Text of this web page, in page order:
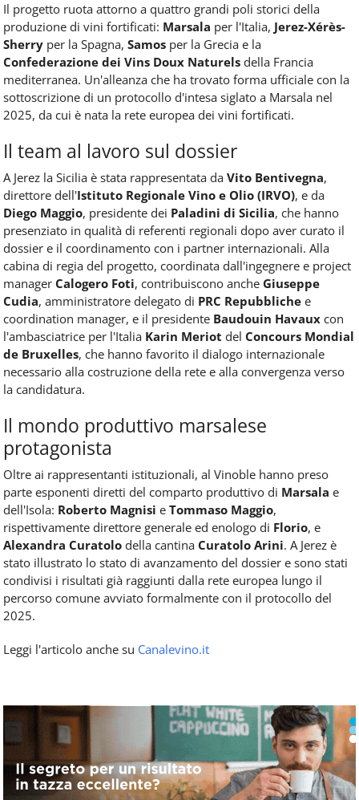
Il progetto ruota attorno a quattro grandi poli storici della
produzione di vini fortificati: Marsala per l'Italia, Jerez-Xérès-
Sherry per la Spagna, Samos per la Grecia e la
Confederazione dei Vins Doux Naturels della Francia
mediterranea. Un'alleanza che ha trovato forma ufficiale con la
sottoscrizione di un protocollo d'intesa siglato a Marsala nel
2025, da cui è nata la rete europea dei vini fortificati.
Il team al lavoro sul dossier
A Jerez la Sicilia è stata rappresentata da Vito Bentivegna,
direttore dell'Istituto Regionale Vino e Olio (IRVO), e da
Diego Maggio, presidente dei Paladini di Sicilia, che hanno
presenziato in qualità di referenti regionali dopo aver curato il
dossier e il coordinamento con i partner internazionali. Alla
cabina di regia del progetto, coordinata dall'ingegnere e project
manager Calogero Foti, contribuiscono anche Giuseppe
Cudia, amministratore delegato di PRC Repubbliche e
coordination manager, e il presidente Baudouin Havaux con
l'ambasciatrice per l'Italia Karin Meriot del Concours Mondial
de Bruxelles, che hanno favorito il dialogo internazionale
necessario alla costruzione della rete e alla convergenza verso
la candidatura.
Il mondo produttivo marsalese
protagonista
Oltre ai rappresentanti istituzionali, al Vinoble hanno preso
parte esponenti diretti del comparto produttivo di Marsala e
dell'Isola: Roberto Magnisi e Tommaso Maggio,
rispettivamente direttore generale ed enologo di Florio, e
Alexandra Curatolo della cantina Curatolo Arini. A Jerez è
stato illustrato lo stato di avanzamento del dossier e sono stati
condivisi i risultati già raggiunti dalla rete europea lungo il
percorso comune avviato formalmente con il protocollo del
2025.
Leggi l'articolo anche su Canalevino.it